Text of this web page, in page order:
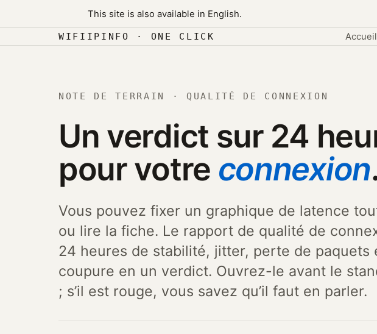
This site is also available in English.
Aller au contenuWIFIIPINFO · ONE CLICK Accueil
NOTE DE TERRAIN · QUALITÉ DE CONNEXION
Un verdict sur 24
pour votre connexion
Vous pouvez fixer un graphique de latence
ou lire la fiche. Le rapport de qualité de
24 heures de stabilité, jitter, perte de paquets
coupure en un verdict. Ouvrez-le avant le
; s’il est rouge, vous savez qu’il faut en parler.